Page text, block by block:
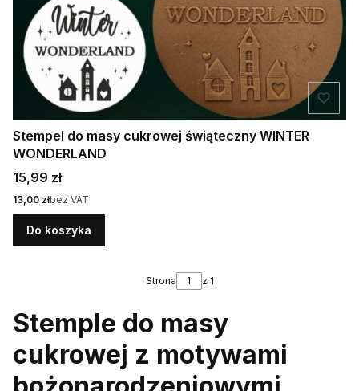
Stempel do masy cukrowej świąteczny WINTER
WONDERLAND
Cena
15,99 zł
Cena
13,00 złbez VAT
Do koszyka
Strona z 1
Stemple do masy
cukrowej z motywami